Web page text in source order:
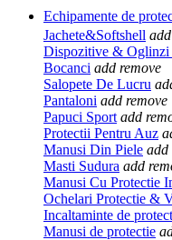
Echipamente de
Jachete&Softshell add
Dispozitive & Oglinzi
Bocanci add remove
Salopete De Lucru
Pantaloni add remove
Papuci Sport add
Protectii Pentru Auz
Manusi Din Piele add
Masti Sudura add
Manusi Cu Protectie
Ochelari Protectie &
Incaltaminte de
Manusi de protectie